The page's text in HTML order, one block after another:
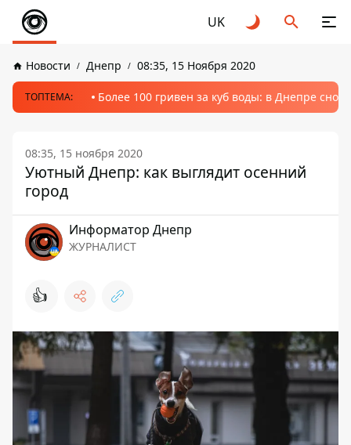
UK
Новости Днепр 08:35, 15 Ноября 2020
ТОПТЕМА: Более 100 гривен за куб воды: в Днепре
08:35, 15 ноября 2020
Уютный Днепр: как выглядит осенний
город
Информатор Днепр
ЖУРНАЛИСТ
👍